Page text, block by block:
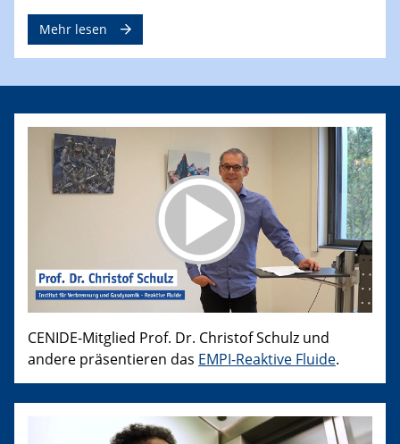
Mehr lesen
CENIDE-Mitglied Prof. Dr. Christof Schulz und
andere präsentieren das EMPI-Reaktive Fluide.